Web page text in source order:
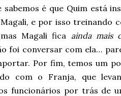
é que Quim está
e por isso treinando
Magali fica ainda mais
foi conversar com ela…
Por fim, temos um
com o Franja, que
funcionários por trás de